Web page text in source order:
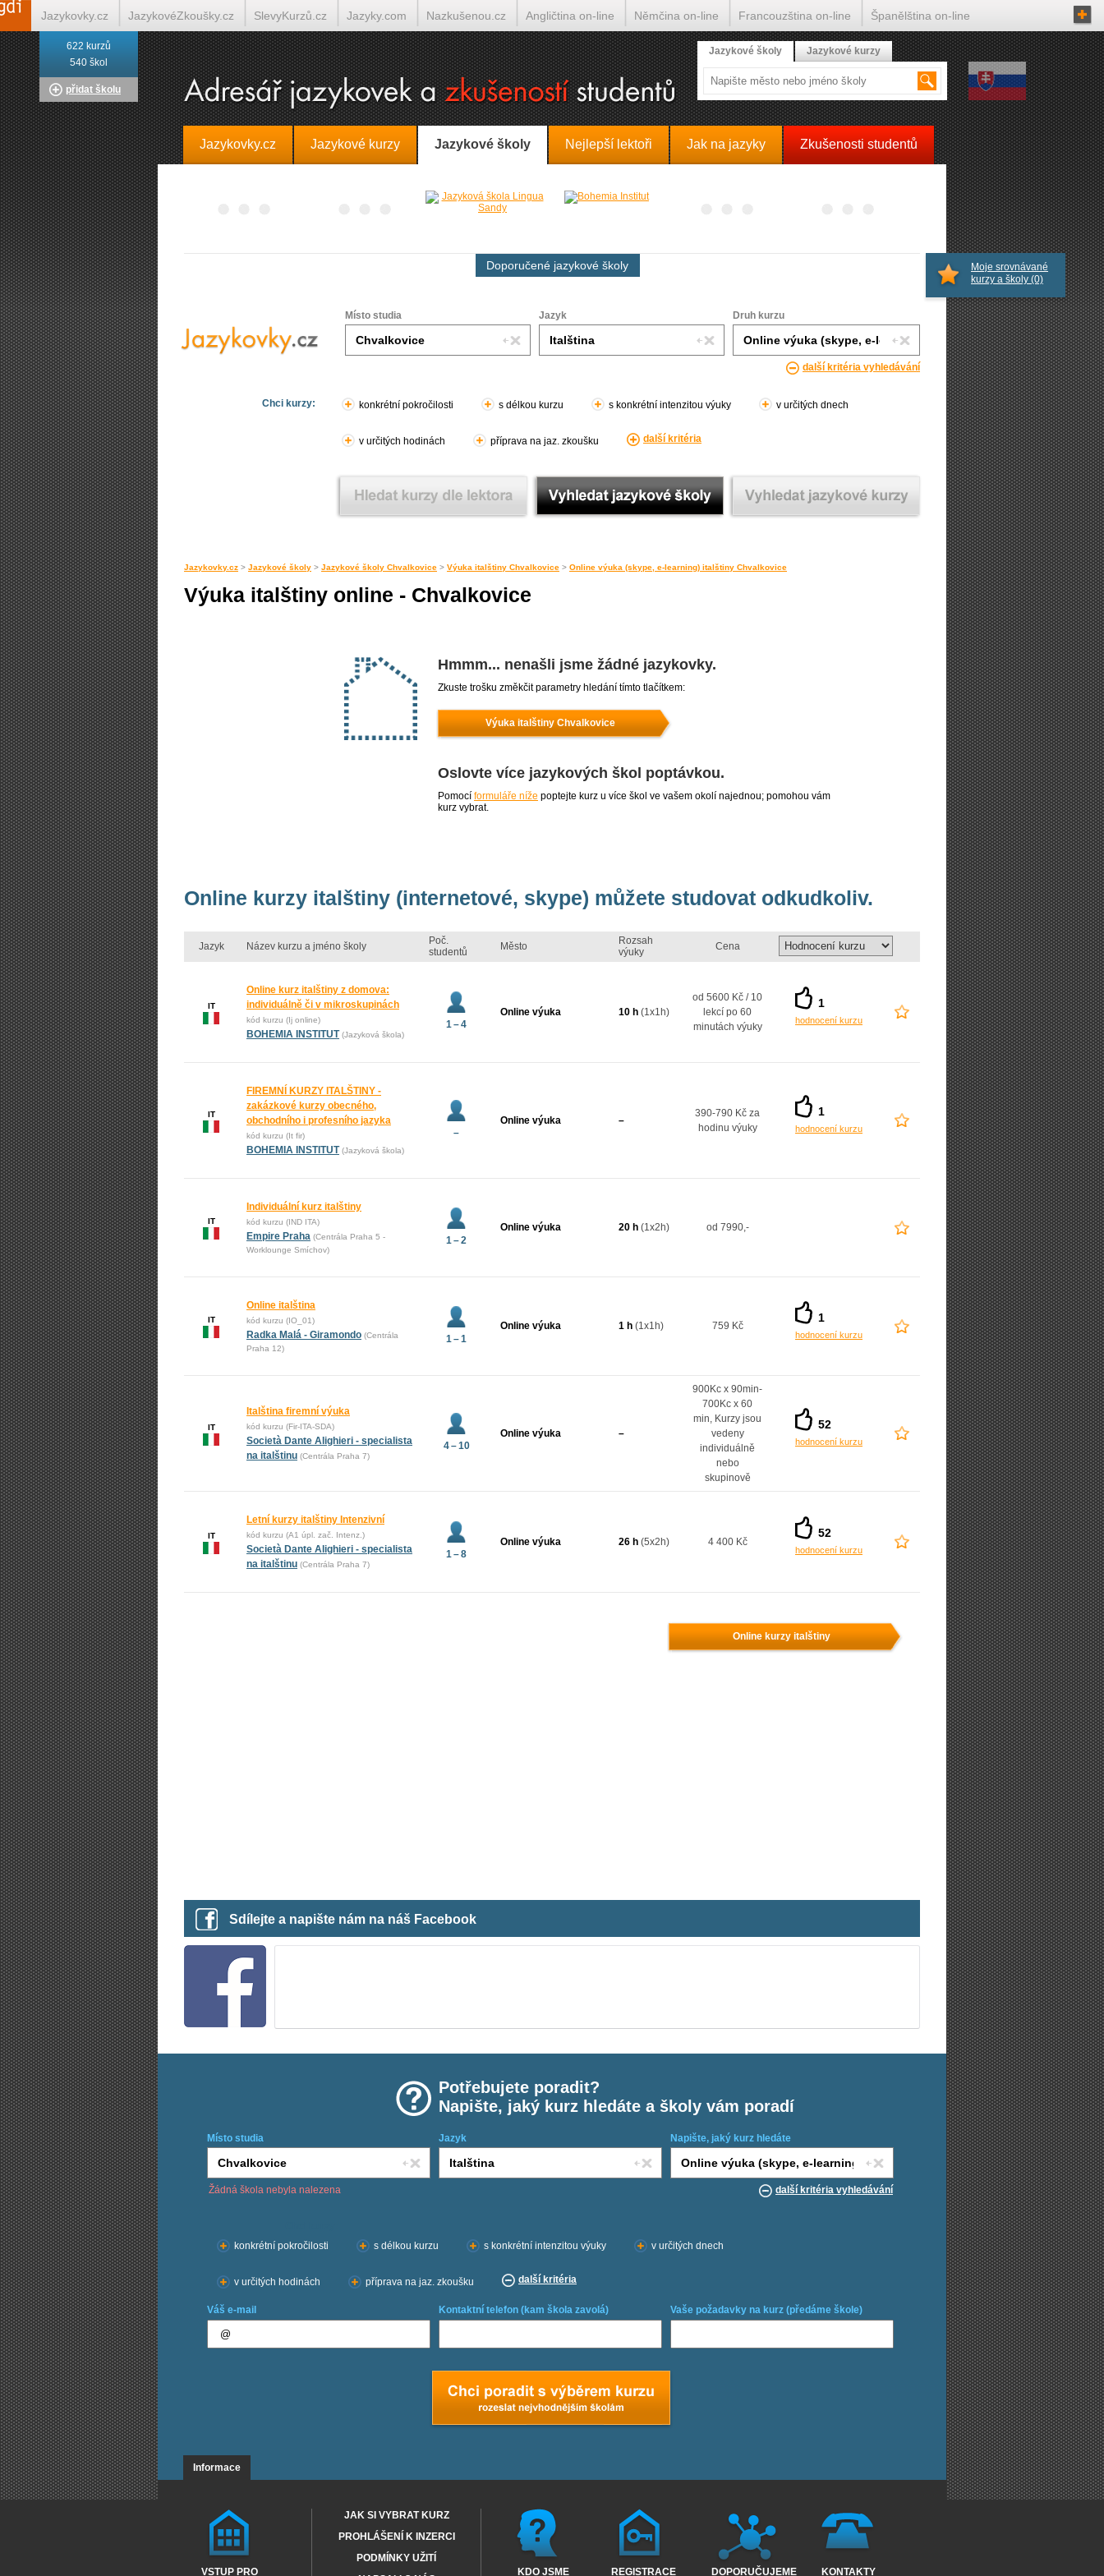
Jazykovky.cz Jazykové kurzy Jazykové školy Nejlepší lektoři Jak na jazyky Zkušenosti studentů
Doporučené jazykové školy
Místo studia Jazyk Druh kurzu
další kritéria vyhledávání
Chci kurzy: konkrétní pokročilosti s délkou kurzu s konkrétní intenzitou výuky v určitých dnech
v určitých hodinách příprava na jaz. zkoušku další kritéria
Jazykovky.cz > Jazykové školy > Jazykové školy Chvalkovice > Výuka italštiny Chvalkovice > Online výuka (skype, e-learning) italštiny Chvalkovice
Výuka italštiny online - Chvalkovice
Hmmm... nenašli jsme žádné jazykovky.
Zkuste trošku změkčit parametry hledání tímto tlačítkem:
Výuka italštiny Chvalkovice
Oslovte více jazykových škol poptávkou.
Pomocí formuláře níže poptejte kurz u více škol ve vašem okolí najednou; pomohou vám
kurz vybrat.
Online kurzy italštiny (internetové, skype) můžete studovat odkudkoliv.
Jazyk Název kurzu a jméno školy
Poč.
studentů
Město
Rozsah
výuky
Cena
IT
Online kurz italštiny z domova:
individuálně či v mikroskupinách
kód kurzu (Ij online)
BOHEMIA INSTITUT (Jazyková škola)
1 – 4
Online výuka 10 h (1x1h)
od 5600 Kč / 10
lekcí po 60
minutách výuky
1
hodnocení kurzu
IT
FIREMNÍ KURZY ITALŠTINY -
zakázkové kurzy obecného,
obchodního i profesního jazyka
kód kurzu (It fir)
BOHEMIA INSTITUT (Jazyková škola)
–
Online výuka –
390-790 Kč za
hodinu výuky
1
hodnocení kurzu
IT
Individuální kurz italštiny
kód kurzu (IND ITA)
Empire Praha (Centrála Praha 5 -
Worklounge Smíchov)
1 – 2
Online výuka 20 h (1x2h) od 7990,-
IT
Online italština
kód kurzu (IO_01)
Radka Malá - Giramondo (Centrála
Praha 12)
1 – 1
Online výuka 1 h (1x1h) 759 Kč
1
hodnocení kurzu
IT
Italština firemní výuka
kód kurzu (Fir-ITA-SDA)
Società Dante Alighieri - specialista
na italštinu (Centrála Praha 7)
4 – 10
Online výuka –
900Kc x 90min-
700Kc x 60
min, Kurzy jsou
vedeny
individuálně
nebo
skupinově
52
hodnocení kurzu
IT
Letní kurzy italštiny Intenzivní
kód kurzu (A1 úpl. zač. Intenz.)
Società Dante Alighieri - specialista
na italštinu (Centrála Praha 7)
1 – 8
Online výuka 26 h (5x2h) 4 400 Kč
52
hodnocení kurzu
Online kurzy italštiny
Sdílejte a napište nám na náš Facebook
Potřebujete poradit?
Napište, jaký kurz hledáte a školy vám poradí
Místo studia Jazyk Napište, jaký kurz hledáte
Žádná škola nebyla nalezena další kritéria vyhledávání
konkrétní pokročilosti
s délkou kurzu s konkrétní intenzitou výuky v určitých dnech
v určitých hodinách příprava na jaz. zkoušku další kritéria
Váš e-mail Kontaktní telefon (kam škola zavolá) Vaše požadavky na kurz (předáme škole)
Moje srovnávané
kurzy a školy (0)
622 kurzů
540 škol
přidat školu
Jazykové školy Jazykové kurzy
Informace
VSTUP PRO
JAK SI VYBRAT KURZ
PROHLÁŠENÍ K INZERCI
PODMÍNKY UŽITÍ
KDO JSME REGISTRACE DOPORUČUJEME KONTAKTY
Jazykovky.cz JazykovéZkoušky.cz SlevyKurzů.cz Jazyky.com Nazkušenou.cz Angličtina on-line Němčina on-line Francouzština on-line Španělština on-line
Italština on-line Tlumočení-Překlady.cz Překládá.cz Tlumočí.cz